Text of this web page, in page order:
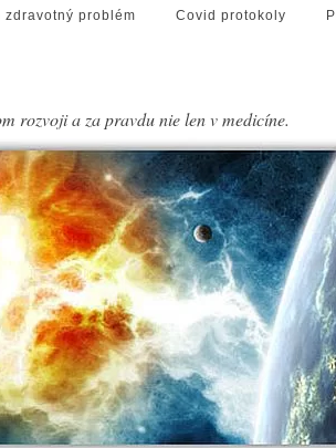
zdravotný problém Covid protokoly
rozvoji a za pravdu nie len v medicíne.